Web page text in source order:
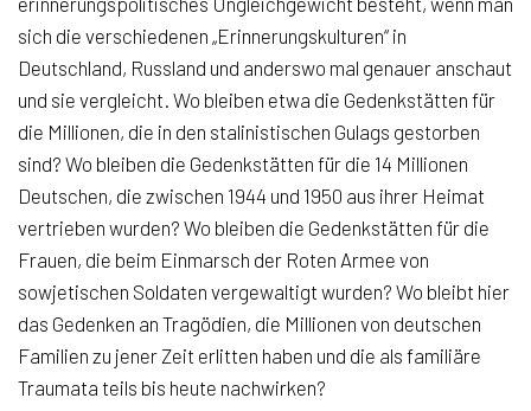
sich die verschiedenen „Erinnerungskulturen“ in
Deutschland, Russland und anderswo mal genauer anschaut
und sie vergleicht. Wo bleiben etwa die Gedenkstätten für
die Millionen, die in den stalinistischen Gulags gestorben
sind? Wo bleiben die Gedenkstätten für die 14 Millionen
Deutschen, die zwischen 1944 und 1950 aus ihrer Heimat
vertrieben wurden? Wo bleiben die Gedenkstätten für die
Frauen, die beim Einmarsch der Roten Armee von
sowjetischen Soldaten vergewaltigt wurden? Wo bleibt hier
das Gedenken an Tragödien, die Millionen von deutschen
Familien zu jener Zeit erlitten haben und die als familiäre
Traumata teils bis heute nachwirken?